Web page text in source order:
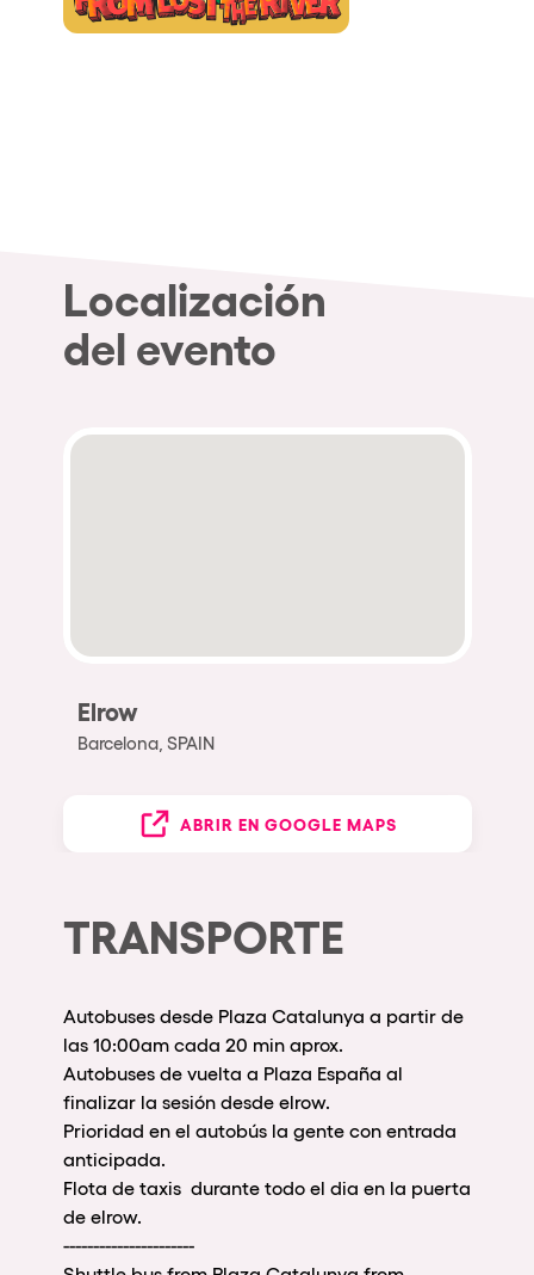
Aviso Legal
Localización
del evento
Elrow
Barcelona, SPAIN
ABRIR EN GOOGLE MAPS
TRANSPORTE
Autobuses desde Plaza Catalunya a partir de
las 10:00am cada 20 min aprox.
Autobuses de vuelta a Plaza España al
finalizar la sesión desde elrow.
Prioridad en el autobús la gente con entrada
anticipada.
Flota de taxis durante todo el dia en la puerta
de elrow.
----------------------